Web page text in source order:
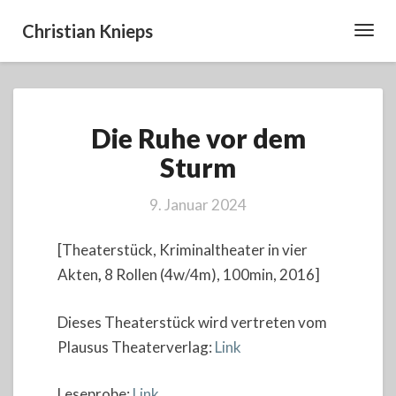
Christian Knieps
Ruhe
vor
dem
Die Ruhe vor dem
Sturm
9. Januar 2024
[Theaterstück, Kriminaltheater in vier
Akten, 8 Rollen (4w/4m), 100min, 2016]
Dieses Theaterstück wird vertreten vom
Plausus Theaterverlag: Link